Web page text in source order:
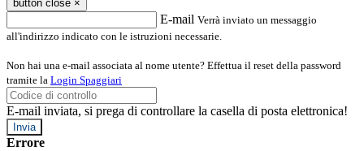
button close ×
E-mail Verrà inviato un messaggio
all'indirizzo indicato con le istruzioni necessarie.
Non hai una e-mail associata al nome utente? Effettua il reset della password
tramite la Login Spaggiari
E-mail inviata, si prega di controllare la casella di posta elettronica!
Errore